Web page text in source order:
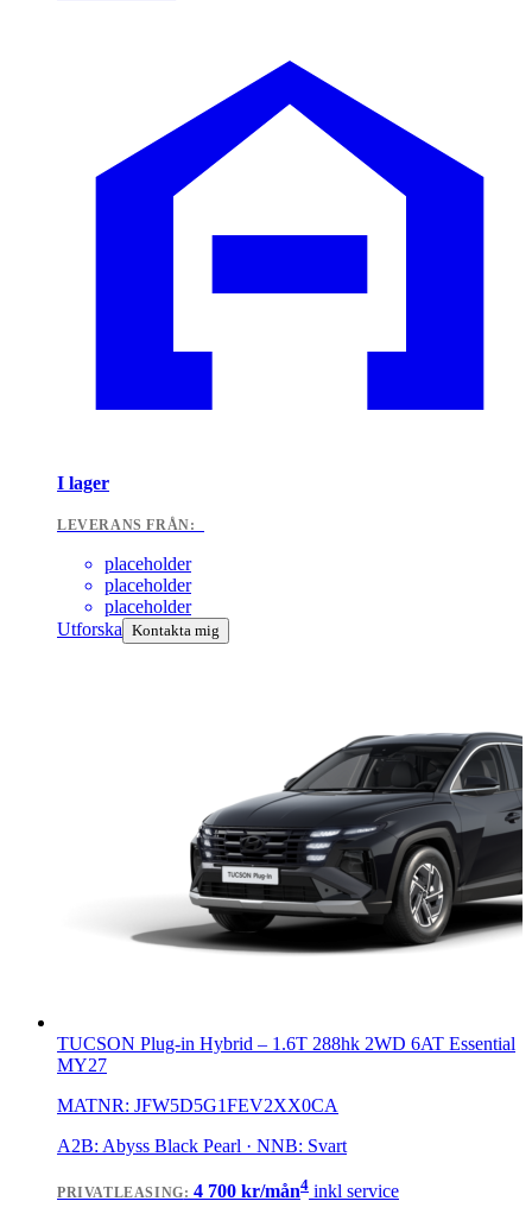
I lager
LEVERANS FRÅN:
placeholder
placeholder
placeholder
Utforska Kontakta mig
TUCSON Plug-in Hybrid – 1.6T 288hk 2WD 6AT Essential
MY27
MATNR: JFW5D5G1FEV2XX0CA
A2B: Abyss Black Pearl · NNB: Svart
PRIVATLEASING:4 700 kr/mån4 inkl service